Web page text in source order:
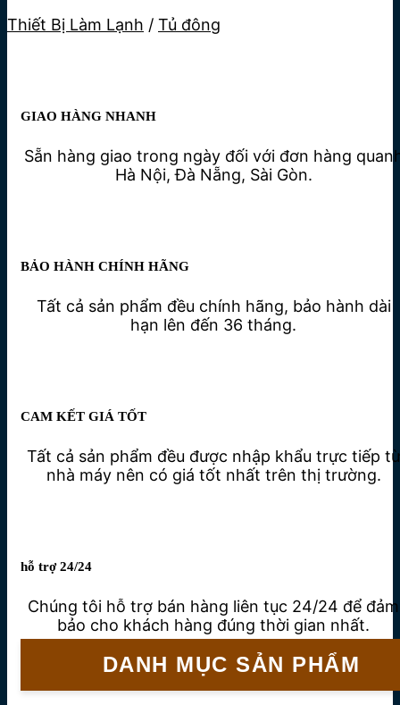
Thiết Bị Làm Lạnh / Tủ đông
GIAO HÀNG NHANH
Sẵn hàng giao trong ngày đối với đơn hàng
Hà Nội, Đà Nẵng, Sài Gòn.
BẢO HÀNH CHÍNH HÃNG
Tất cả sản phẩm đều chính hãng, bảo hành dài
hạn lên đến 36 tháng.
CAM KẾT GIÁ TỐT
Tất cả sản phẩm đều được nhập khẩu trực tiếp từ
nhà máy nên có giá tốt nhất trên thị trường.
hỗ trợ 24/24
Chúng tôi hỗ trợ bán hàng liên tục 24/24 để đảm
bảo cho khách hàng đúng thời gian nhất.
DANH MỤC SẢN PHẨM